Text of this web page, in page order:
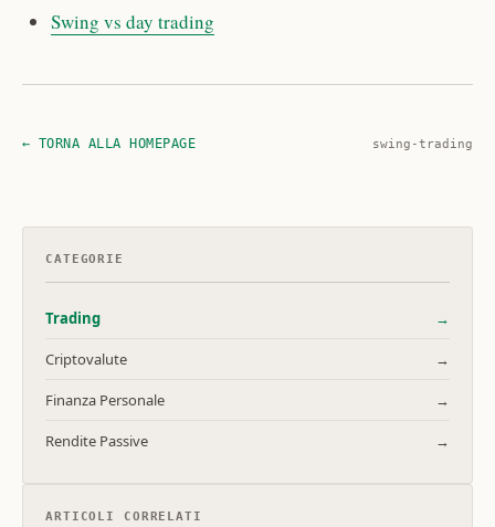
Swing vs day trading
← TORNA ALLA HOMEPAGE swing-trading
CATEGORIE
Trading →
Criptovalute →
Finanza Personale →
Rendite Passive →
ARTICOLI CORRELATI